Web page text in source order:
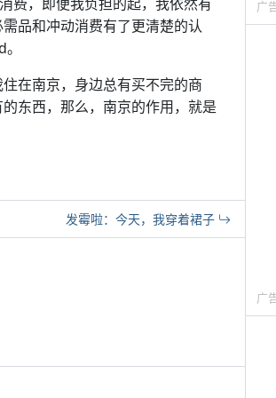
品和冲动消费有了更清楚的认
在南京，身边总有买不完的商
东西，那么，南京的作用，就是
发霉啦：今天，我穿着裙子
广
广